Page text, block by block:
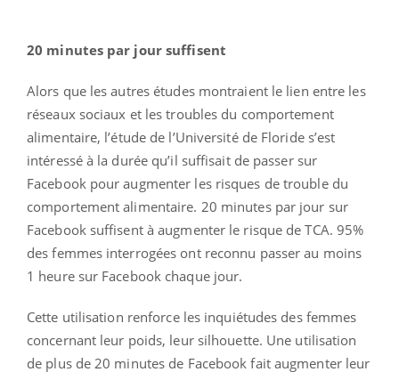
20 minutes par jour suffisent
Alors que les autres études montraient le lien entre les
réseaux sociaux et les troubles du comportement
alimentaire, l’étude de l’Université de Floride s’est
intéressé à la durée qu’il suffisait de passer sur
Facebook pour augmenter les risques de trouble du
comportement alimentaire. 20 minutes par jour sur
Facebook suffisent à augmenter le risque de TCA. 95%
des femmes interrogées ont reconnu passer au moins
1 heure sur Facebook chaque jour.
Cette utilisation renforce les inquiétudes des femmes
concernant leur poids, leur silhouette. Une utilisation
de plus de 20 minutes de Facebook fait augmenter leur